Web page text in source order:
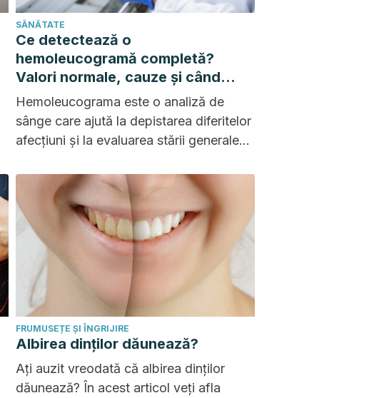
SĂNĂTATE
Ce detectează o
hemoleucogramă completă?
Valori normale, cauze și când
este cazul să te îngrijorezi
Hemoleucograma este o analiză de
sânge care ajută la depistarea diferitelor
afecțiuni și la evaluarea stării generale
rezultatele este esențial.
FRUMUSEȚE ȘI ÎNGRIJIRE
Albirea dinților dăunează?
Ați auzit vreodată că albirea dinților
dăunează? În acest articol veți afla